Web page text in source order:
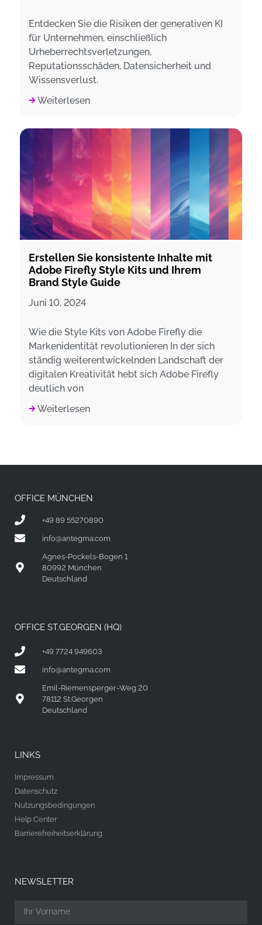
Entdecken Sie die Risiken der generativen KI
für Unternehmen, einschließlich
Urheberrechtsverletzungen,
Reputationsschäden, Datensicherheit und
Wissensverlust.
Weiterlesen
Erstellen Sie konsistente Inhalte mit
Adobe Firefly Style Kits und Ihrem
Brand Style Guide
Juni 10, 2024
Wie die Style Kits von Adobe Firefly die
Markenidentität revolutionieren In der sich
ständig weiterentwickelnden Landschaft der
digitalen Kreativität hebt sich Adobe Firefly
deutlich von
Weiterlesen
OFFICE MÜNCHEN
+49 89 55270890
info@antegma.com
Agnes-Pockels-Bogen 1
80992 München
Deutschland
OFFICE ST.GEORGEN (HQ)
+49 7724 949603
info@antegma.com
Emil-Riemensperger-Weg 20
78112 St.Georgen
Deutschland
LINKS
Impressum
Datenschutz
Nutzungsbedingungen
Help Center
Barrierefreiheitserklärung
NEWSLETTER